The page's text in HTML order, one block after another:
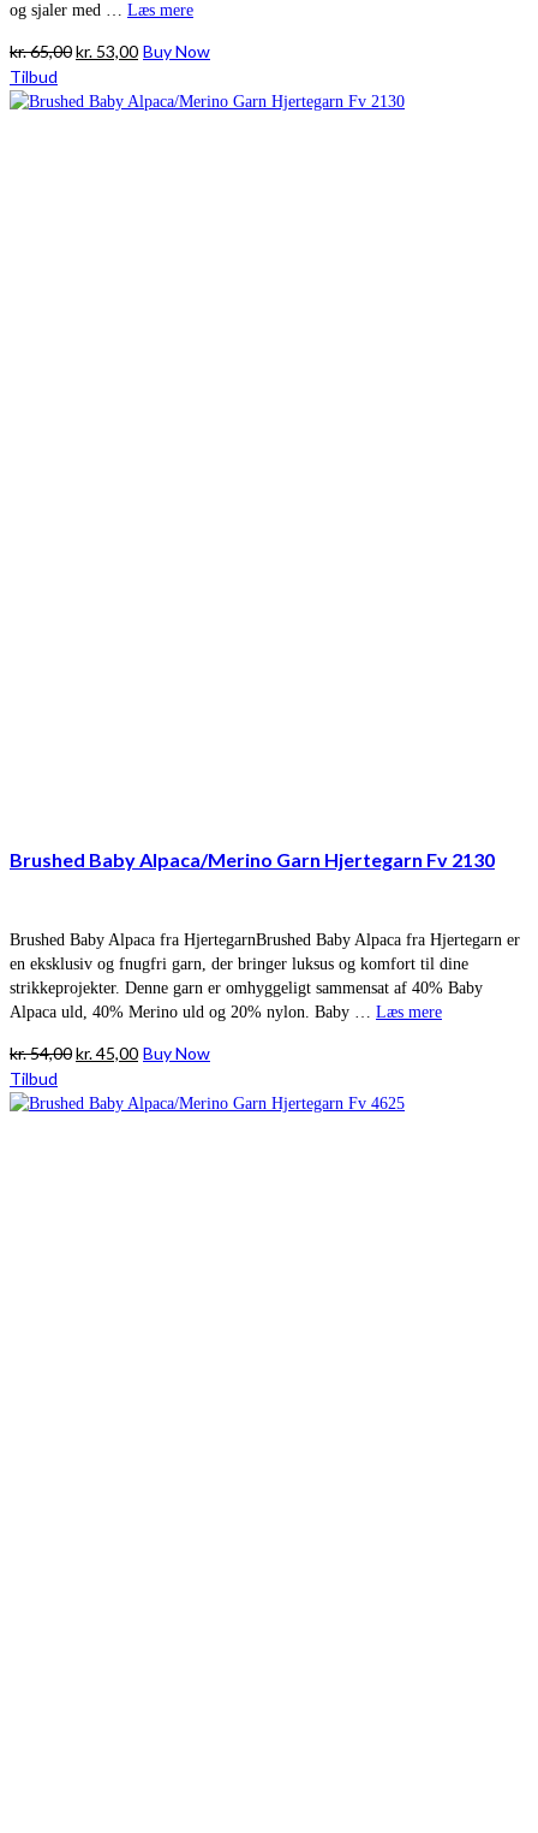
og sjaler med … Læs mere
kr.65,00Den
pris
kr. 53,00Den
pris
Buy Now
Tilbud
Brushed Baby Alpaca/Merino Garn Hjertegarn Fv 2130
Brushed Baby Alpaca fra HjertegarnBrushed Baby Alpaca fra Hjertegarn er
en eksklusiv og fnugfri garn, der bringer luksus og komfort til dine
strikkeprojekter. Denne garn er omhyggeligt sammensat af 40% Baby
Alpaca uld, 40% Merino uld og 20% nylon. Baby … Læs mere
kr.54,00Den
pris
kr.45,00Den
pris
Buy Now
Tilbud